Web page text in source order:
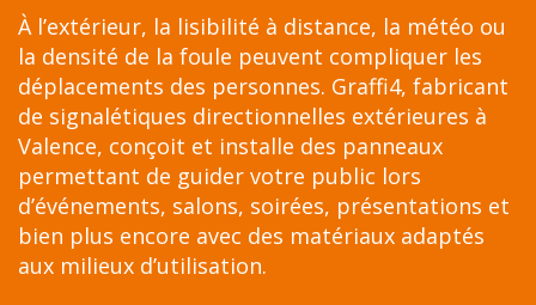
À l’extérieur, la lisibilité à distance, la météo ou
la densité de la foule peuvent compliquer les
déplacements des personnes. Graffi4, fabricant
de signalétiques directionnelles extérieures à
Valence, conçoit et installe des panneaux
permettant de guider votre public lors
d’événements, salons, soirées, présentations et
bien plus encore avec des matériaux adaptés
aux milieux d’utilisation.